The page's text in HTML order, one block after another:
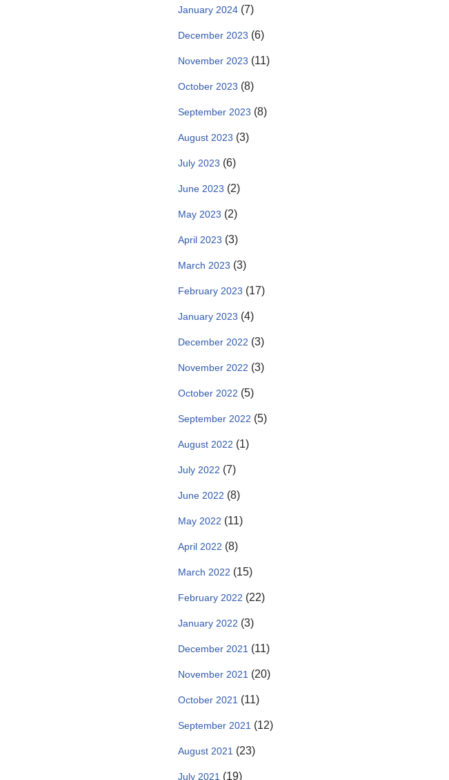
January 2024 (7)
December 2023 (6)
November 2023 (11)
October 2023 (8)
September 2023 (8)
August 2023 (3)
July 2023 (6)
June 2023 (2)
May 2023 (2)
April 2023 (3)
March 2023 (3)
February 2023 (17)
January 2023 (4)
December 2022 (3)
November 2022 (3)
October 2022 (5)
September 2022 (5)
August 2022 (1)
July 2022 (7)
June 2022 (8)
May 2022 (11)
April 2022 (8)
March 2022 (15)
February 2022 (22)
January 2022 (3)
December 2021 (11)
November 2021 (20)
October 2021 (11)
September 2021 (12)
August 2021 (23)
July 2021 (19)